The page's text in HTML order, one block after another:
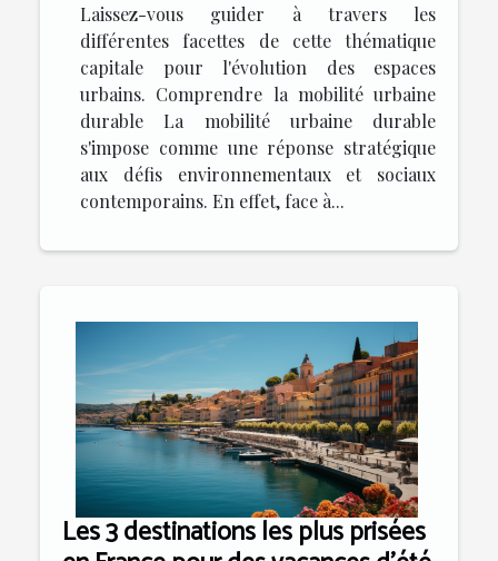
Laissez-vous guider à travers les
différentes facettes de cette thématique
capitale pour l'évolution des espaces
urbains. Comprendre la mobilité urbaine
durable La mobilité urbaine durable
s'impose comme une réponse stratégique
aux défis environnementaux et sociaux
contemporains. En effet, face à...
Les 3 destinations les plus prisées